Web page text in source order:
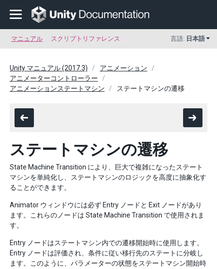
マニュアル スクリプトリファレンス 言語: 日本語
Unity マニュアル (2017.3)
アニメーション
アニメーターコントローラー
アニメーションステートマシン
ステートマシンの遷移
ステートマシンの遷移
State Machine Transition により、巨大で複雑になったステート
マシンを単純化し、ステートマシンのロジックを高度に抽象化す
ることができます。
Animator ウィンドウには必ず Entry ノードと Exit ノードがあり
ます。これらのノードは State Machine Transition で使用されま
す。
Entry ノードはステートマシン内での遷移開始時に使用します。
Entry ノードは評価され、条件に従い移行先のステートに分岐し
ます。このように、パラメーターの状態をステートマシン開始時